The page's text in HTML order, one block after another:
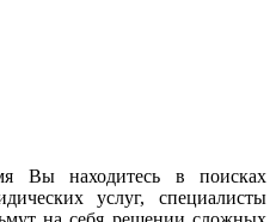
Вы находитесь в поисках
услуг, специалисты